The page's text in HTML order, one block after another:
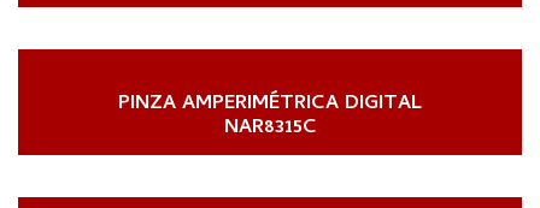
PINZA AMPERIMÉTRICA DIGITAL
NAR8315C